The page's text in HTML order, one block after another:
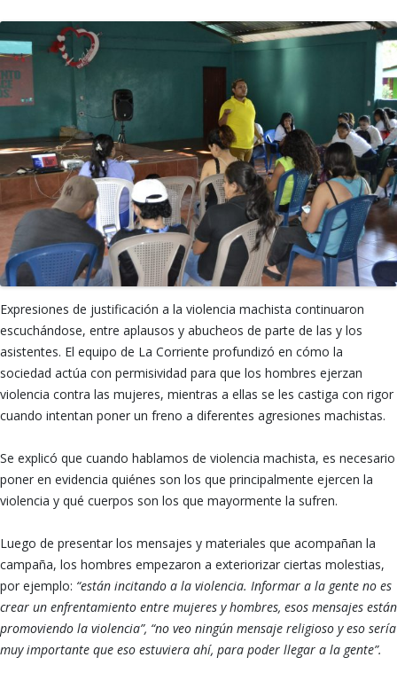
Expresiones de justificación a la violencia machista continuaron
escuchándose, entre aplausos y abucheos de parte de las y los
asistentes. El equipo de La Corriente profundizó en cómo la
sociedad actúa con permisividad para que los hombres ejerzan
violencia contra las mujeres, mientras a ellas se les castiga con rigor
cuando intentan poner un freno a diferentes agresiones machistas.
Se explicó que cuando hablamos de violencia machista, es necesario
poner en evidencia quiénes son los que principalmente ejercen la
violencia y qué cuerpos son los que mayormente la sufren.
Luego de presentar los mensajes y materiales que acompañan la
campaña, los hombres empezaron a exteriorizar ciertas molestias,
por ejemplo: “están incitando a la violencia. Informar a la gente no es
crear un enfrentamiento entre mujeres y hombres, esos mensajes están
promoviendo la violencia”, “no veo ningún mensaje religioso y eso sería
muy importante que eso estuviera ahí, para poder llegar a la gente”.